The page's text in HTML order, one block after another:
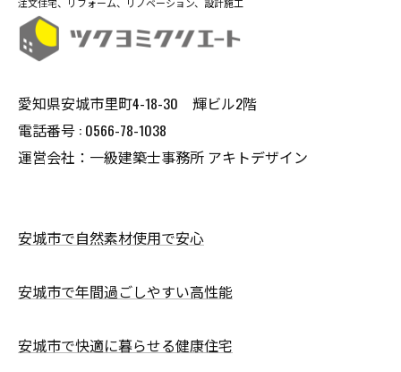
愛知県安城市里町4-18-30 輝ビル2階
電話番号 : 0566-78-1038
運営会社：一級建築士事務所 アキトデザイン
安城市で自然素材使用で安心
安城市で年間過ごしやすい高性能
安城市で快適に暮らせる健康住宅